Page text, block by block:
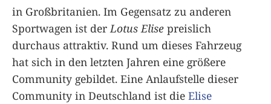
in Großbritanien. Im Gegensatz zu anderen
Sportwagen ist der Lotus Elise preislich
durchaus attraktiv. Rund um dieses Fahrzeug
hat sich in den letzten Jahren eine größere
Community gebildet. Eine Anlaufstelle dieser
Community in Deutschland ist die Elise